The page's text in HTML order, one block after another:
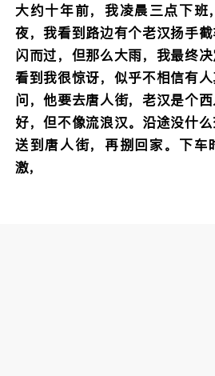
大约十年前，我凌晨三点下班
夜，我看到路边有个老汉扬手
闪而过，但那么大雨，我最终
看到我很惊讶，似乎不相信有
问，他要去唐人街，老汉是个
好，但不像流浪汉。沿途没什
送到唐人街，再捌回家。下车
激，